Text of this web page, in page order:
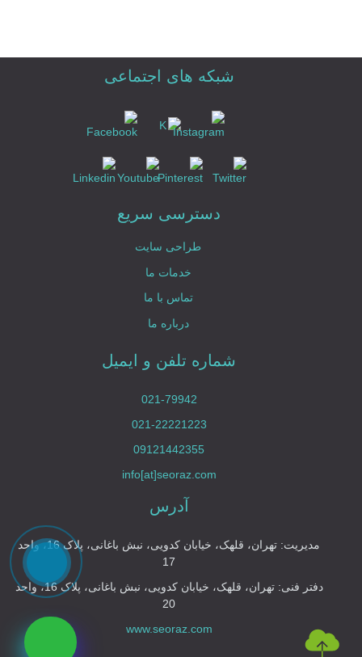
شبکه های اجتماعی
دسترسی سریع
طراحی سایت
خدمات ما
تماس با ما
درباره ما
شماره تلفن و ایمیل
021-79942
021-22221223
09121442355
info[at]seoraz.com
آدرس
مدیریت: تهران، قلهک، خیابان کدویی، نبش باغانی، پلاک 16، واحد
17
دفتر فنی: تهران، قلهک، خیابان کدویی، نبش باغانی، پلاک 16، واحد
20
www.seoraz.com